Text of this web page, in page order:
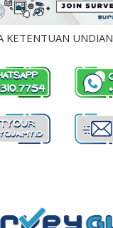
KETENTUAN UNDIAN